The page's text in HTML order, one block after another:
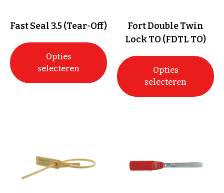
Fast Seal 3.5 (Tear-Off)
Opties
selecteren
Fort Double Twin
Lock TO (FDTL TO)
Opties
selecteren